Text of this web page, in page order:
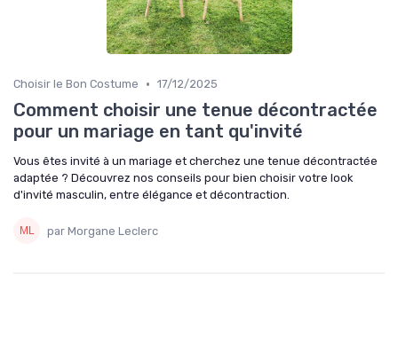
Choisir le Bon Costume • 17/12/2025
Comment choisir une tenue décontractée
pour un mariage en tant qu'invité
Vous êtes invité à un mariage et cherchez une tenue décontractée
adaptée ? Découvrez nos conseils pour bien choisir votre look
d'invité masculin, entre élégance et décontraction.
par Morgane Leclerc